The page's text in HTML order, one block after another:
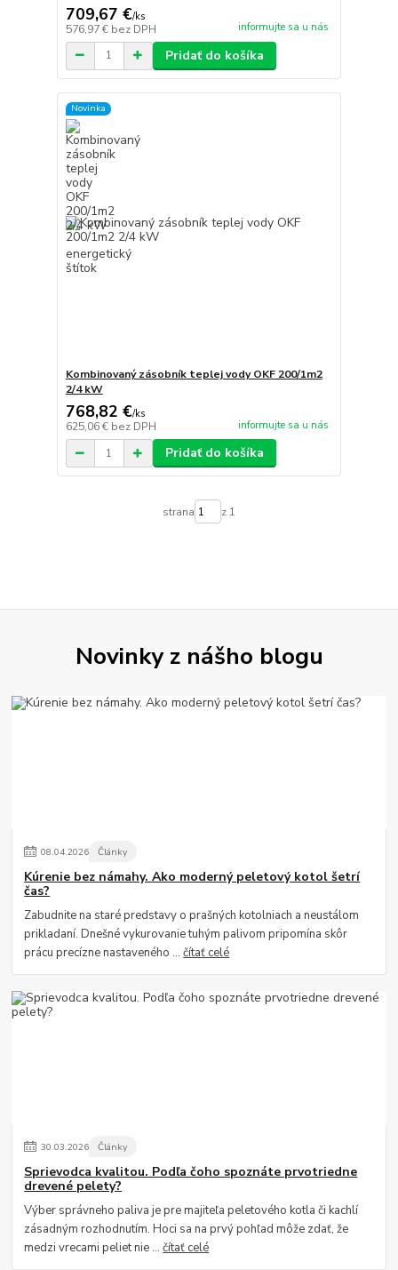
709,67 €/ks
576,97 € bez DPH informujte sa u nás
Pridať do košíka
Novinka
Kombinovaný zásobník teplej vody OKF 200/1m2
2/4 kW
768,82 €/ks
625,06 € bez DPH informujte sa u nás
Pridať do košíka
strana z 1
Novinky z nášho blogu
08.04.2026 Články
Kúrenie bez námahy. Ako moderný peletový kotol šetrí
čas?
Zabudnite na staré predstavy o prašných kotolniach a neustálom
prikladaní. Dnešné vykurovanie tuhým palivom pripomína skôr
prácu precízne nastaveného ...čítať celé
30.03.2026 Články
Sprievodca kvalitou. Podľa čoho spoznáte prvotriedne
drevené pelety?
Výber správneho paliva je pre majiteľa peletového kotla či kachlí
zásadným rozhodnutím. Hoci sa na prvý pohľad môže zdať, že
medzi vrecami peliet nie ...čítať celé